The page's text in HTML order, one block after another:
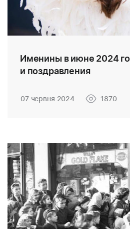
Именины в июне 2024
и поздравления
07 червня 2024 1870